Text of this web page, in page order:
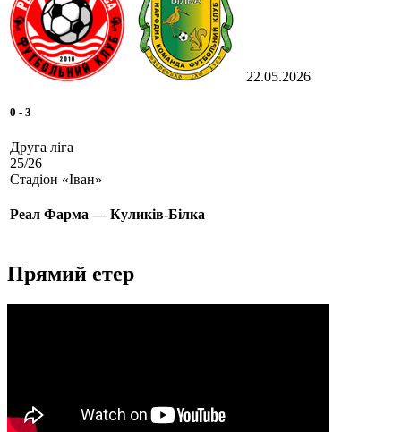
22.05.2026
0 - 3
Друга ліга
25/26
Стадіон «Іван»
Реал Фарма — Куликів-Білка
Прямий етер